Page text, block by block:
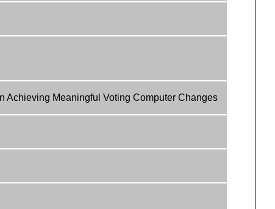
Achieving Meaningful Voting Computer Changes